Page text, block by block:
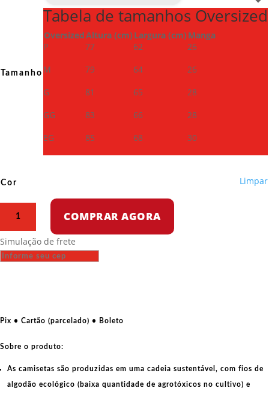
Tamanho
Tabela de tamanhos Oversized
OversizedAltura (cm) Largura (cm) Manga
P
77 62
26
M
79 64
26
G
81 65
28
GG
83 66
28
EG
85 68 30
Cor Limpar
A
realidade
provavelmente
intolerável
drogas
quantidade
COMPRAR AGORA
Simulação de frete
Pix • Cartão (parcelado) • Boleto
Sobre o produto:
As camisetas são produzidas em uma cadeia sustentável, com fios de
algodão ecológico (baixa quantidade de agrotóxicos no cultivo) e